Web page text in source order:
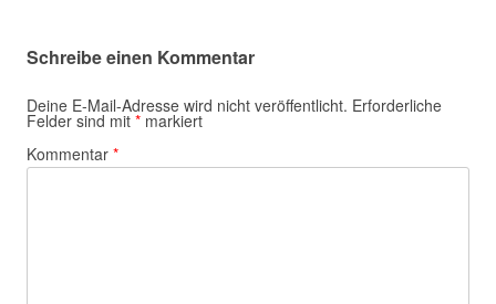
Schreibe einen Kommentar
Deine E-Mail-Adresse wird nicht veröffentlicht. Erforderliche
Felder sind mit * markiert
Kommentar *